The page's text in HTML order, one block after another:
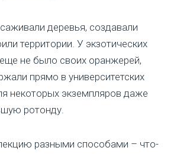
деревья, создавали
территории. У экзотических
не было своих оранжерей,
прямо в университетских
некоторых экземпляров даже
ротонду.
разными способами – что-